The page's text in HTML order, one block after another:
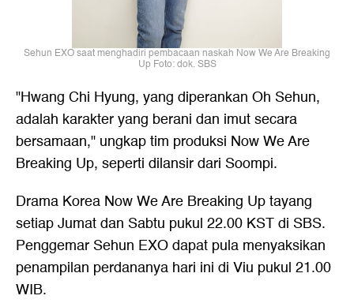
Sehun EXO saat menghadiri pembacaan naskah Now We Are Breaking
Up Foto: dok. SBS
"Hwang Chi Hyung, yang diperankan Oh Sehun,
adalah karakter yang berani dan imut secara
bersamaan," ungkap tim produksi Now We Are
Breaking Up, seperti dilansir dari Soompi.
Drama Korea Now We Are Breaking Up tayang
setiap Jumat dan Sabtu pukul 22.00 KST di SBS.
Penggemar Sehun EXOdapat pula menyaksikan
penampilan perdananya hari ini di Viu pukul 21.00
WIB.